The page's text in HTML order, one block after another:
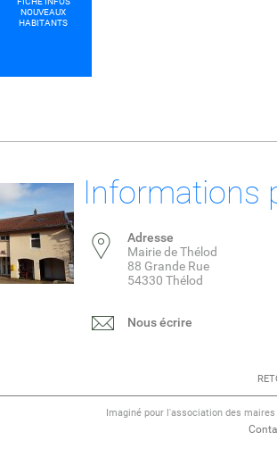
NOUVEAUX
HABITANTS
Informations
Adresse
Mairie de Thélod
88 Grande Rue
54330 Thélod
Nous écrire
Imaginé pour l'association des